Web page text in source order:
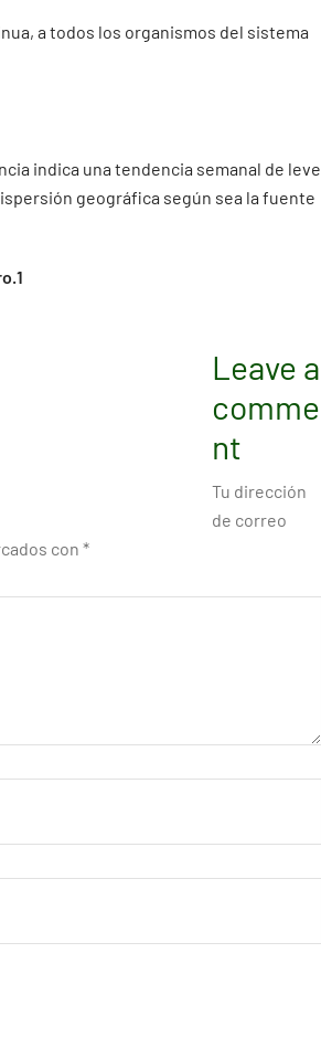
a todos los organismos del sistema
indica una tendencia semanal de leve
geográfica según sea la fuente
Leave a
comme
nt
Tu dirección
de correo
con *